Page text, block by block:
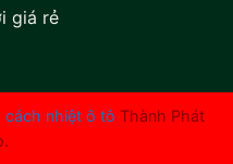
giá rẻ
cách nhiệt ô tô Thành Phát